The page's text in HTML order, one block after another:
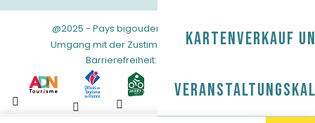
Kartenverkauf
@2025 - Pays bigouden Rechtliche Hinweise-
Umgang mit der Zustimmung
-AGB -Sitemap-
Barrierefreiheit: nicht konform